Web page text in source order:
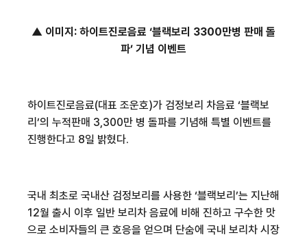
▲ 이미지 : 하이트진로음료 ‘블랙보리 3300만병 판매 돌
파’ 기념 이벤트
하이트진로음료(대표 조운호)가 검정보리 차음료 ‘블랙보
리’의 누적판매 3,300만 병 돌파를 기념해 특별 이벤트를
진행한다고 8일 밝혔다.
국내 최초로 국내산 검정보리를 사용한 ‘블랙보리’는 지난해
12월 출시 이후 일반 보리차 음료에 비해 진하고 구수한 맛
으로 소비자들의 큰 호응을 얻으며 단숨에 국내 보리차 시장